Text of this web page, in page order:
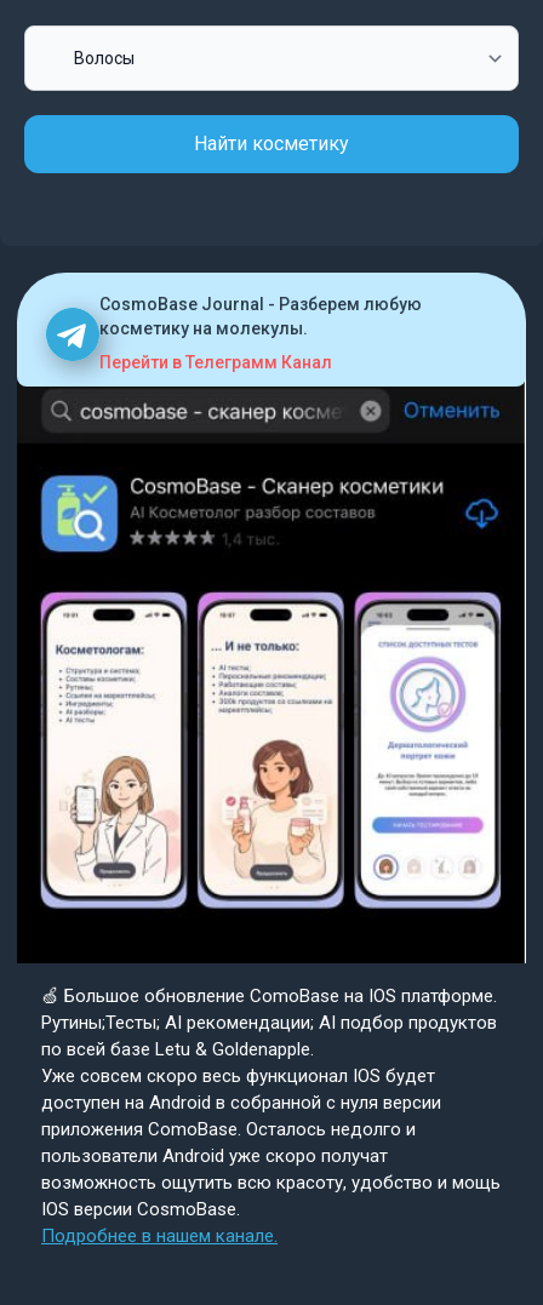
Найти косметику
CosmoBase Journal - Разберем любую
косметику на молекулы.
Перейти в Телеграмм Канал
🍏 Большое обновление ComoBase на IOS платформе.
Рутины;Тесты; AI рекомендации; AI подбор продуктов
по всей базе Letu & Goldenapple.
Уже совсем скоро весь функционал IOS будет
доступен на Android в собранной с нуля версии
приложения ComoBase. Осталось недолго и
пользователи Android уже скоро получат
возможность ощутить всю красоту, удобство и мощь
IOS версии CosmoBase.
Подробнее в нашем канале.